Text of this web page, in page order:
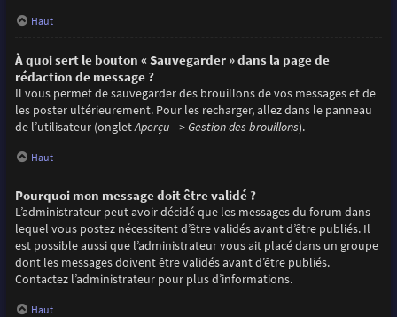
Haut
À quoi sert le bouton « Sauvegarder » dans la page de
rédaction de message ?
Il vous permet de sauvegarder des brouillons de vos messages et de
les poster ultérieurement. Pour les recharger, allez dans le panneau
de l’utilisateur (ongletAperçu --> Gestion des brouillons).
Haut
Pourquoi mon message doit être validé ?
L’administrateur peut avoir décidé que les messages du forum dans
lequel vous postez nécessitent d’être validés avant d’être publiés. Il
est possible aussi que l’administrateur vous ait placé dans un groupe
dont les messages doivent être validés avant d’être publiés.
Contactez l’administrateur pour plus d’informations.
Haut